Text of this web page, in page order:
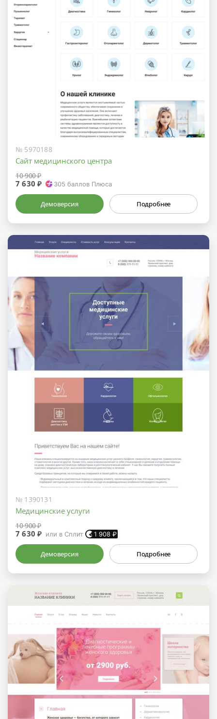
№ 5970188
Сайт медицинского центра
10 900 ₽
7 630 ₽ 305 баллов Плюса
Демоверсия Подробнее
№ 1390131
Медицинские услуги
10 900 ₽
7 630 ₽ или в Сплит 1 908 ₽
Демоверсия Подробнее